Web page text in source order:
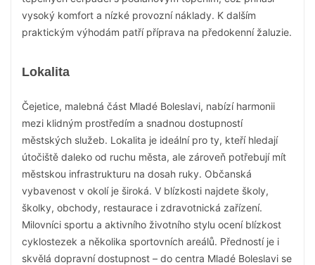
vysoký komfort a nízké provozní náklady. K dalším
praktickým výhodám patří příprava na předokenní žaluzie.
Lokalita
Čejetice, malebná část Mladé Boleslavi, nabízí harmonii
mezi klidným prostředím a snadnou dostupností
městských služeb. Lokalita je ideální pro ty, kteří hledají
útočiště daleko od ruchu města, ale zároveň potřebují mít
městskou infrastrukturu na dosah ruky. Občanská
vybavenost v okolí je široká. V blízkosti najdete školy,
školky, obchody, restaurace i zdravotnická zařízení.
Milovníci sportu a aktivního životního stylu ocení blízkost
cyklostezek a několika sportovních areálů. Předností je i
skvělá dopravní dostupnost – do centra Mladé Boleslavi se